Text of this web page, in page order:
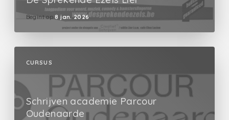
Begint op 8 jan. 2026
CURSUS
Schrijven academie Parcour
Oudenaarde